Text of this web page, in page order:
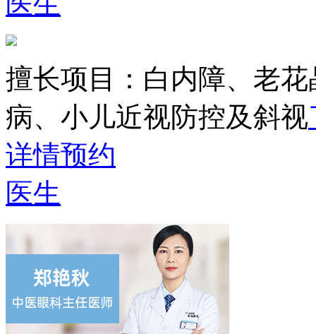
擅长项目： 白内障、老
病、小儿近视防控及斜视
详情预约
医生